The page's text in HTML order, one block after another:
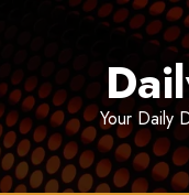
Your Daily